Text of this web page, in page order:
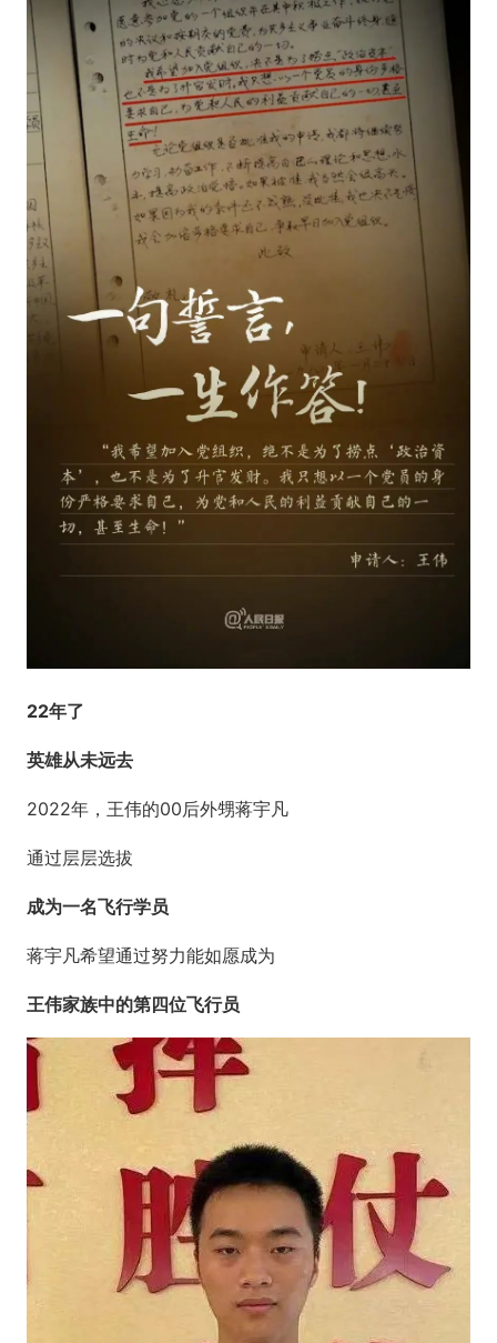
22年了
英雄从未远去
2022年，王伟的00后外甥蒋宇凡
通过层层选拔
成为一名飞行学员
蒋宇凡希望通过努力能如愿成为
王伟家族中的第四位飞行员